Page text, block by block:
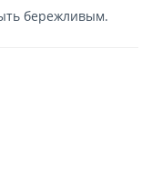
бережливым.